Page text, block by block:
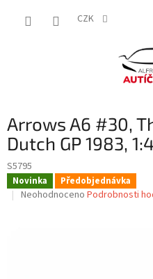
CZK
Arrows A6 #30,
Dutch GP 1983,
S5795
Novinka Předobjednávka
Průměrné
Neohodnoceno Podrobnosti